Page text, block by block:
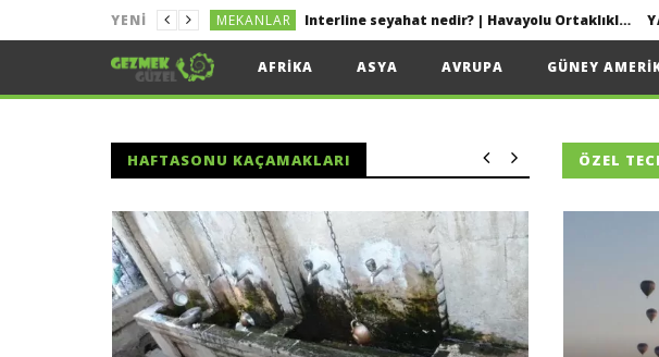
YENI MEKANLAR Interline seyahat nedir? | Havayolu Ortaklıkları
MEKANLAR Kolayca Vize Almak İçin Yapmanız Gerekenler
MEKANLAR Uygun Fiyata Uçak Bileti
MEKANLAR Sakız Adası Gezi Rehberi 2022
MEKANLAR Interline seyahat nedir? | Havayolu Ortaklıkları
AFRIKA ASYA AVRUPA GÜNEY
HAFTASONU KAÇAMAKLARI ÖZEL